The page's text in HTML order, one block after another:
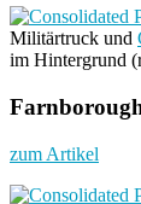
Militärtruck und
im Hintergrund
zum Artikel